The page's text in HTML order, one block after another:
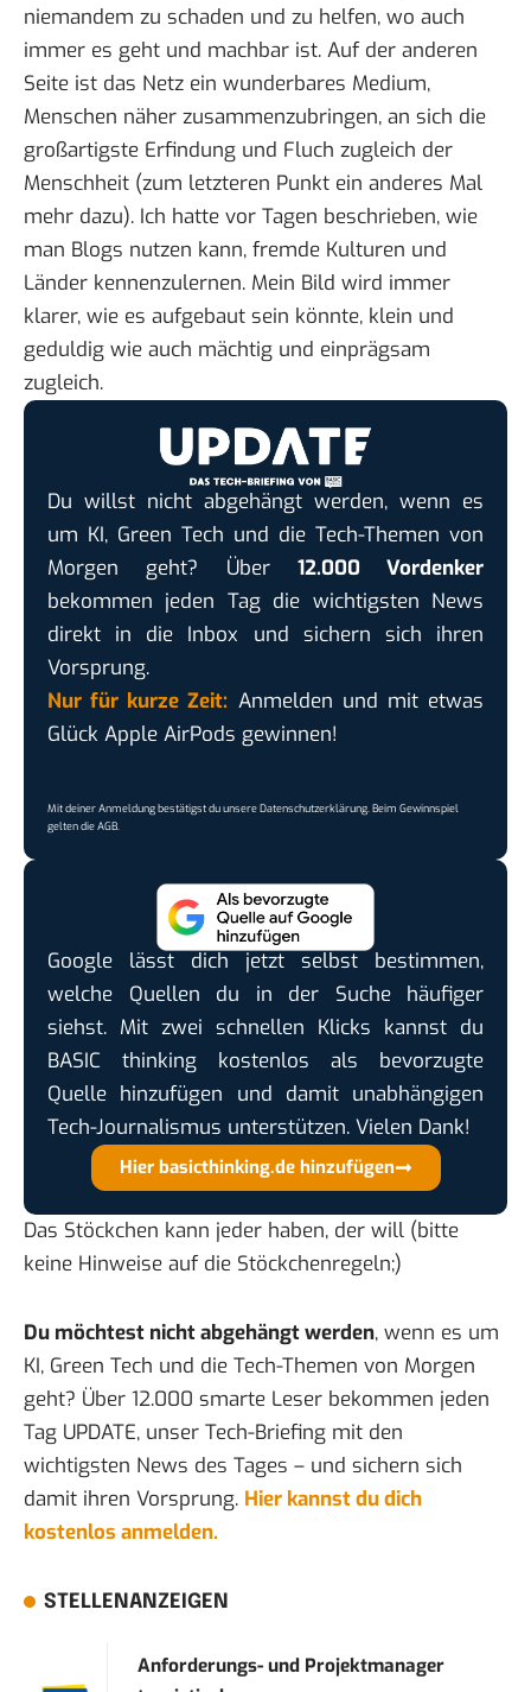
niemandem zu schaden und zu helfen, wo auch
immer es geht und machbar ist. Auf der anderen
Seite ist das Netz ein wunderbares Medium,
Menschen näher zusammenzubringen, an sich die
großartigste Erfindung und Fluch zugleich der
Menschheit (zum letzteren Punkt ein anderes Mal
mehr dazu). Ich hatte vor Tagen beschrieben, wie
man Blogs nutzen kann, fremde Kulturen und
Länder kennenzulernen. Mein Bild wird immer
klarer, wie es aufgebaut sein könnte, klein und
geduldig wie auch mächtig und einprägsam
zugleich.
Du willst nicht abgehängt werden, wenn es
um KI, Green Tech und die Tech-Themen von
Morgen geht? Über 12.000 Vordenker
bekommen jeden Tag die wichtigsten News
direkt in die Inbox und sichern sich ihren
Vorsprung.
Nur für kurze Zeit: Anmelden und mit etwas
Glück Apple AirPods gewinnen!
Mit deiner Anmeldung bestätigst du unsereDatenschutzerklärung. Beim Gewinnspiel
gelten dieAGB.
Google lässt dich jetzt selbst bestimmen,
welche Quellen du in der Suche häufiger
siehst. Mit zwei schnellen Klicks kannst du
BASIC thinking kostenlos als bevorzugte
Quelle hinzufügen und damit unabhängigen
Tech-Journalismus unterstützen. Vielen Dank!
Hier basicthinking.de hinzufügen
Das Stöckchen kann jeder haben, der will (bitte
keine Hinweise auf die Stöckchenregeln;)
Du möchtest nicht abgehängt werden, wenn es um
KI, Green Tech und die Tech-Themen von Morgen
geht? Über 12.000 smarte Leser bekommen jeden
Tag UPDATE, unser Tech-Briefing mit den
wichtigsten News des Tages – und sichern sich
damit ihren Vorsprung. Hier kannst du dich
kostenlos anmelden.
STELLENANZEIGEN
Anforderungs- und Projektmanager